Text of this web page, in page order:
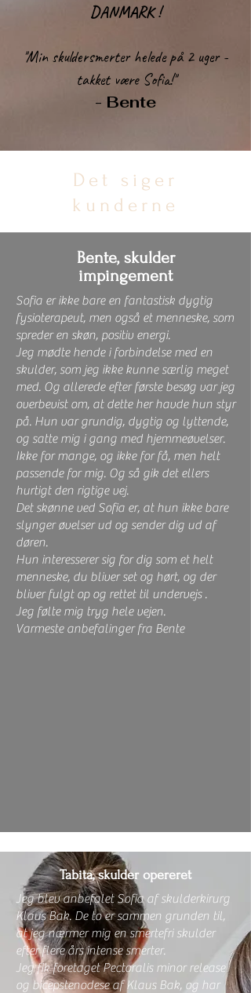
DANMARK !
''Min skuldersmerter helede på 2 uger -
takket være Sofia!''
- Bente
Det siger
kunderne
Bente, skulder
impingement
Sofia er ikke bare en fantastisk dygtig
fysioterapeut, men også et menneske, som
spreder en skøn, positiv energi.
Jeg mødte hende i forbindelse med en
skulder, som jeg ikke kunne særlig meget
med. Og allerede efter første besøg var jeg
overbevist om, at dette her havde hun styr
på. Hun var grundig, dygtig og lyttende,
og satte mig i gang med hjemmeøvelser.
Ikke for mange, og ikke for få, men helt
passende for mig. Og så gik det ellers
hurtigt den rigtige vej.
Det skønne ved Sofia er, at hun ikke bare
slynger øvelser ud og sender dig ud af
døren.
Hun interesserer sig for dig som et helt
menneske, du bliver set og hørt, og der
bliver fulgt op og rettet til undervejs .
Jeg følte mig tryg hele vejen.
Varmeste anbefalinger fra Bente
Tabita, skulder opereret
Jeg blev anbefalet Sofia af skulderkirurg
Klaus Bak. De to er sammen grunden til,
at jeg nærmer mig en smertefri skulder
efter flere års intense smerter.
Jeg fik foretaget Pectoralis minor release
og bicepstenodese af Klaus Bak, og har